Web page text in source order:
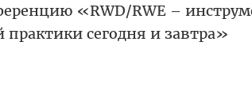
«RWD/RWE –
практики сегодня и завтра»